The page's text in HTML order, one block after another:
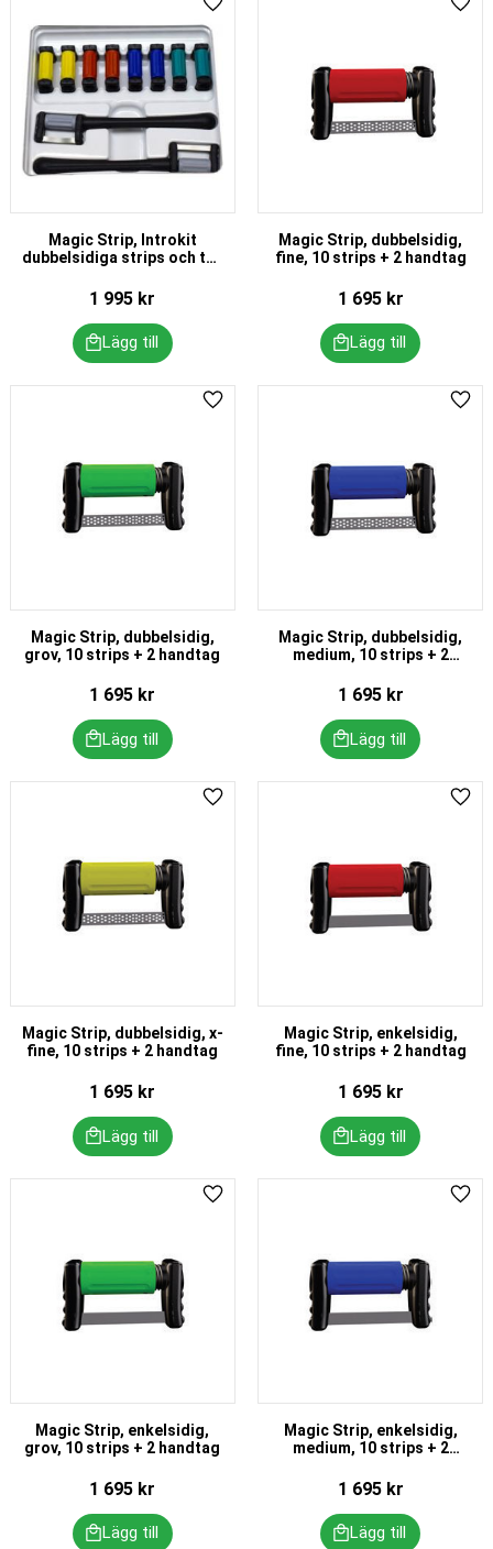
Magic Strip, Introkit
dubbelsidiga strips och två
1 995 kr
Lägg till i favoriter
Magic Strip, dubbelsidig,
fine, 10 strips + 2 handtag
1 695kr
Magic Strip, dubbelsidig,
grov, 10 strips + 2 handtag
1 695 kr
Lägg till i favoriter
Magic Strip, dubbelsidig,
medium, 10 strips + 2
1 695kr
Magic Strip, dubbelsidig, x-
fine, 10 strips + 2 handtag
1 695 kr
Lägg till i favoriter
Magic Strip, enkelsidig,
fine, 10 strips + 2 handtag
1 695kr
Magic Strip, enkelsidig,
grov, 10 strips + 2 handtag
1 695 kr
Lägg till i favoriter
Magic Strip, enkelsidig,
medium, 10 strips + 2
1 695kr